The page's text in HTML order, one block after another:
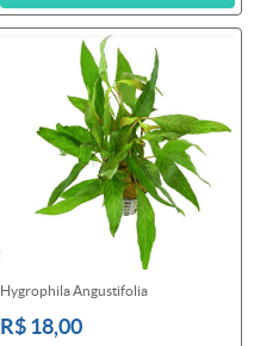
Hygrophila Angustifolia
R$ 18,00